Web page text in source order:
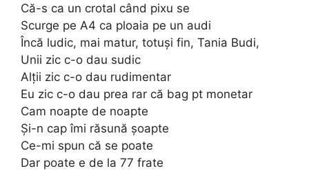
Că-s ca un crotal când pixu se
Scurge pe A4 ca ploaia pe un audi
Încă ludic, mai matur, totuși fin, Tania Budi,
Unii zic c-o dau sudic
Alții zic c-o dau rudimentar
Eu zic c-o dau prea rar că bag pt monetar
Cam noapte de noapte
Și-n cap îmi răsună șoapte
Ce-mi spun că se poate
Dar poate e de la 77 frate